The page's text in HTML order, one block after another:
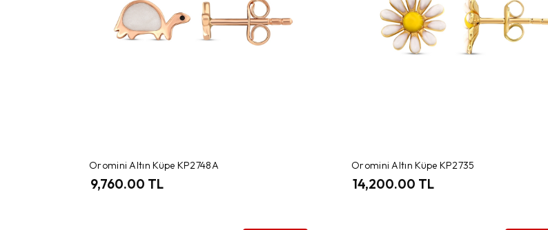
Oromini Altın Küpe KP2748A
9,760.00 TL
Oromini Altın Küpe KP2735
14,200.00 TL